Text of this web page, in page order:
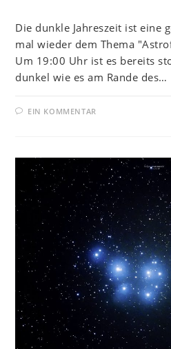
Die dunkle Jahreszeit ist eine
mal wieder dem Thema
Um 19:00 Uhr ist es bereits
dunkel wie es am Rande des…
EIN KOMMENTAR